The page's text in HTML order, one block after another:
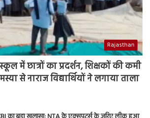
Rajasthan
में छात्रों का प्रदर्शन, शिक्षकों की कमी
से नाराज विद्यार्थियों ने लगाया ताला